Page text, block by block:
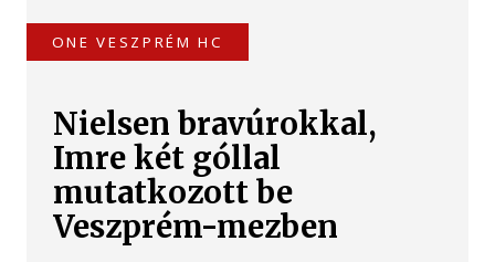
ONE VESZPRÉM HC
Nielsen bravúrokkal,
Imre két góllal
mutatkozott be
Veszprém-mezben